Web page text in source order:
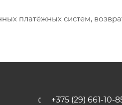
платёжных систем,
+375 (29) 661-10-